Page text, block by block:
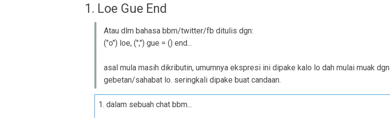
1. Loe Gue End
Atau dlm bahasa bbm/twitter/fb ditulis dgn:
("o") loe, (",") gue = () end...
asal mula masih dikributin, umumnya ekspresi ini dipake kalo lo dah mulai muak dgn
gebetan/sahabat lo. seringkali dipake buat candaan.
1. dalam sebuah chat bbm...